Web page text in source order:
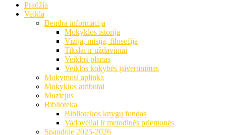
Pradžia
Veikla
Bendra informacija
Mokyklos istorija
Vizija, misija, filosofija
Tikslai ir uždaviniai
Veiklos planas
Veiklos kokybės įsivertinimas
Mokymosi aplinka
Mokyklos atributai
Muziejus
Biblioteka
Bibliotekos knygų fondas
Vadovėliai ir metodinės priemonės
Spaudoje 2025-2026